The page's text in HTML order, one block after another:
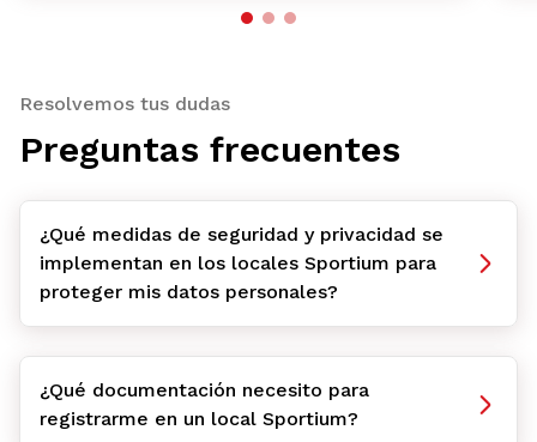
Resolvemos tus dudas
Preguntas frecuentes
¿Qué medidas de seguridad y privacidad se
implementan en los locales Sportium para
proteger mis datos personales?
¿Qué documentación necesito para
registrarme en un local Sportium?